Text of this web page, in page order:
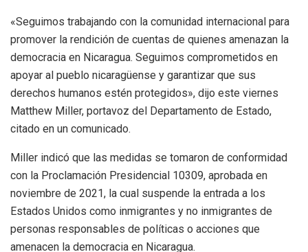
«Seguimos trabajando con la comunidad internacional para
promover la rendición de cuentas de quienes amenazan la
democracia en Nicaragua. Seguimos comprometidos en
apoyar al pueblo nicaragüense y garantizar que sus
derechos humanos estén protegidos», dijo este viernes
Matthew Miller, portavoz del Departamento de Estado,
citado en un comunicado.
Miller indicó que las medidas se tomaron de conformidad
con la Proclamación Presidencial 10309, aprobada en
noviembre de 2021, la cual suspende la entrada a los
Estados Unidos como inmigrantes y no inmigrantes de
personas responsables de políticas o acciones que
amenacen la democracia en Nicaragua.